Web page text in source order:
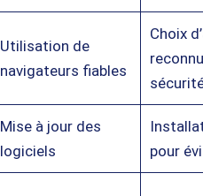
Utilisation de
navigateurs fiables
Choix
Mise à jour des
logiciels
pour